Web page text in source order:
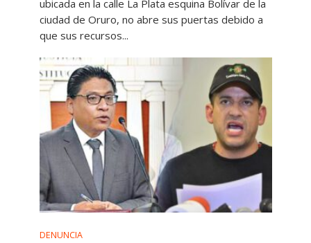
ubicada en la calle La Plata esquina Bolívar de la
ciudad de Oruro, no abre sus puertas debido a
que sus recursos...
DENUNCIA